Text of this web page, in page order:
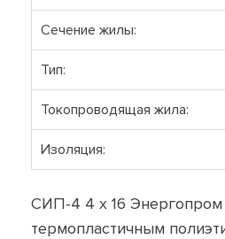
Сечение жилы:
Тип:
Токопроводящая жила:
Изоляция:
СИП-4 4 х 16
термопластичным